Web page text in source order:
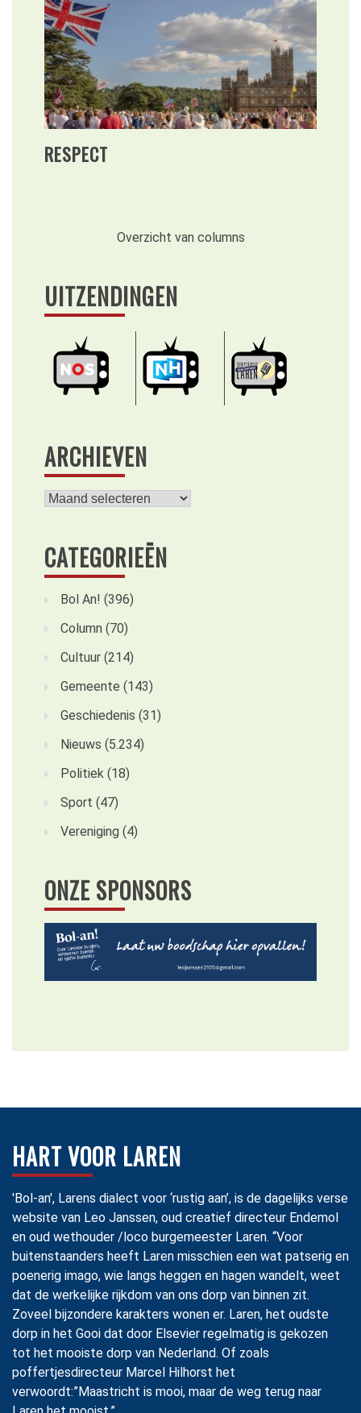
RESPECT
Overzicht van columns
UITZENDINGEN
ARCHIEVEN
Archieven
CATEGORIEËN
Bol An! (396)
Column (70)
Cultuur (214)
Gemeente (143)
Geschiedenis (31)
Nieuws (5.234)
Politiek (18)
Sport (47)
Vereniging (4)
ONZE SPONSORS
HART VOOR LAREN
'Bol-an', Larens dialect voor ‘rustig aan’, is de dagelijks verse
website van Leo Janssen, oud creatief directeur Endemol
en oud wethouder /loco burgemeester Laren. “Voor
buitenstaanders heeft Laren misschien een wat patserig en
poenerig imago, wie langs heggen en hagen wandelt, weet
dat de werkelijke rijkdom van ons dorp van binnen zit.
Zoveel bijzondere karakters wonen er. Laren, het oudste
dorp in het Gooi dat door Elsevier regelmatig is gekozen
tot het mooiste dorp van Nederland. Of zoals
poffertjesdirecteur Marcel Hilhorst het
verwoordt:”Maastricht is mooi, maar de weg terug naar